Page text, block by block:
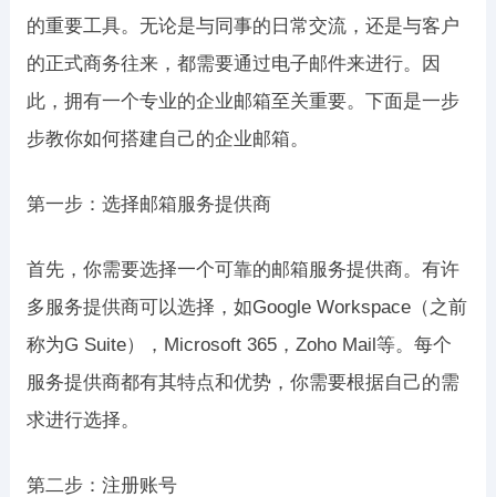
的重要工具。无论是与同事的日常交流，还是与客户
的正式商务往来，都需要通过电子邮件来进行。因
此，拥有一个专业的企业邮箱至关重要。下面是一步
步教你如何搭建自己的企业邮箱。
第一步：选择邮箱服务提供商
首先，你需要选择一个可靠的邮箱服务提供商。有许
多服务提供商可以选择，如Google Workspace（之前
称为G Suite），Microsoft 365，Zoho Mail等。每个
服务提供商都有其特点和优势，你需要根据自己的需
求进行选择。
第二步：注册账号